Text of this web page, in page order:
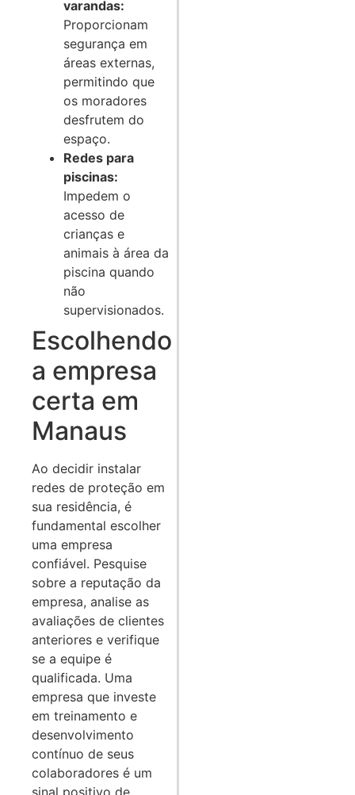
varandas:
Proporcionam
segurança em
áreas externas,
permitindo que
os moradores
desfrutem do
espaço.
Redes para
piscinas:
Impedem o
acesso de
crianças e
animais à área da
piscina quando
não
supervisionados.
Escolhendo
a empresa
certa em
Manaus
Ao decidir instalar
redes de proteção em
sua residência, é
fundamental escolher
uma empresa
confiável. Pesquise
sobre a reputação da
empresa, analise as
avaliações de clientes
anteriores e verifique
se a equipe é
qualificada. Uma
empresa que investe
em treinamento e
desenvolvimento
contínuo de seus
colaboradores é um
sinal positivo de